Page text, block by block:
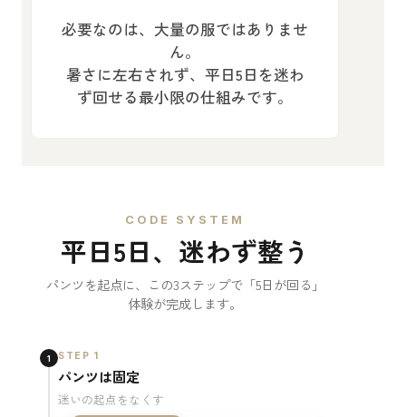
必要なのは、大量の服ではありませ
ん。
暑さに左右されず、平日5日を迷わ
ず回せる最小限の仕組みです。
CODE SYSTEM
平日5日、迷わず整う
パンツを起点に、この3ステップで「5日が回る」
体験が完成します。
1 STEP 1
パンツは固定
迷いの起点をなくす